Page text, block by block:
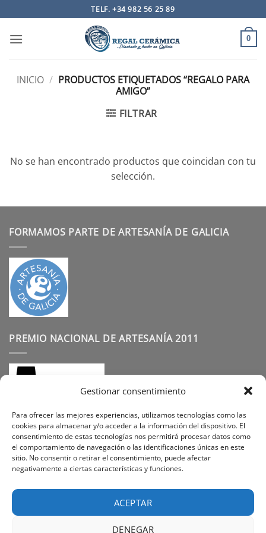
Gestionar consentimiento
Para ofrecer las mejores experiencias, utilizamos tecnologías como las
cookies para almacenar y/o acceder a la información del dispositivo. El
consentimiento de estas tecnologías nos permitirá procesar datos como
el comportamiento de navegación o las identificaciones únicas en este
sitio. No consentir o retirar el consentimiento, puede afectar
negativamente a ciertas características y funciones.
ACEPTAR
DENEGAR
al
contenido
TELF. +34 982 56 25 89
0
INICIO / PRODUCTOS ETIQUETADOS “REGALO PARA
AMIGO”
FILTRAR
No se han encontrado productos que coincidan con tu
selección.
FORMAMOS PARTE DE ARTESANÍA DE GALICIA
PREMIO NACIONAL DE ARTESANÍA 2011
SÍGUENOS